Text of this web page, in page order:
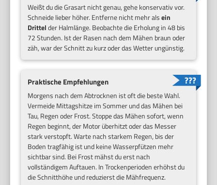
Weißt du die Grasart nicht genau, gehe konservativ vor.
Schneide lieber höher. Entferne nicht mehr alsein
Drittelder Halmlänge. Beobachte die Erholung in 48 bis
72 Stunden. Ist der Rasen nach dem Mähen braun oder
zäh, war der Schnitt zu kurz oder das Wetter ungünstig.
Praktische Empfehlungen
Morgens nach dem Abtrocknen ist oft die beste Wahl.
Vermeide Mittagshitze im Sommer und das Mähen bei
Tau, Regen oder Frost. Stoppe das Mähen sofort, wenn
Regen beginnt, der Motor überhitzt oder das Messer
stark verstopft. Warte nach starkem Regen, bis der
Boden tragfähig ist und keine Wasserpfützen mehr
sichtbar sind. Bei Frost mähst du erst nach
vollständigem Auftauen. In Trockenperioden erhöhst du
die Schnitthöhe und reduzierst die Mähfrequenz.